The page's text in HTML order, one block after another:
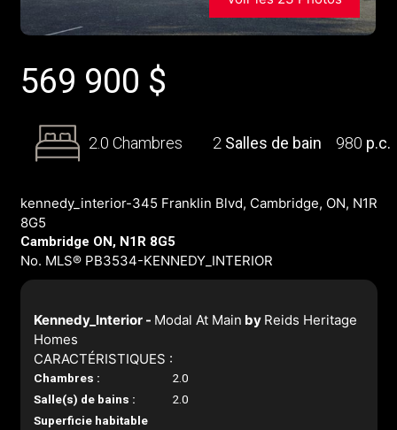
569 900 $
2.0 Chambres 2 Salles de bain 980 p.c.
kennedy_interior-345 Franklin Blvd, Cambridge, ON, N1R
8G5
Cambridge ON, N1R 8G5
No. MLS® PB3534-KENNEDY_INTERIOR
Kennedy_Interior - Modal At Main by Reids Heritage
Homes
CARACTÉRISTIQUES :
Chambres :
2.0
Salle(s) de bains :
2.0
Superficie habitable